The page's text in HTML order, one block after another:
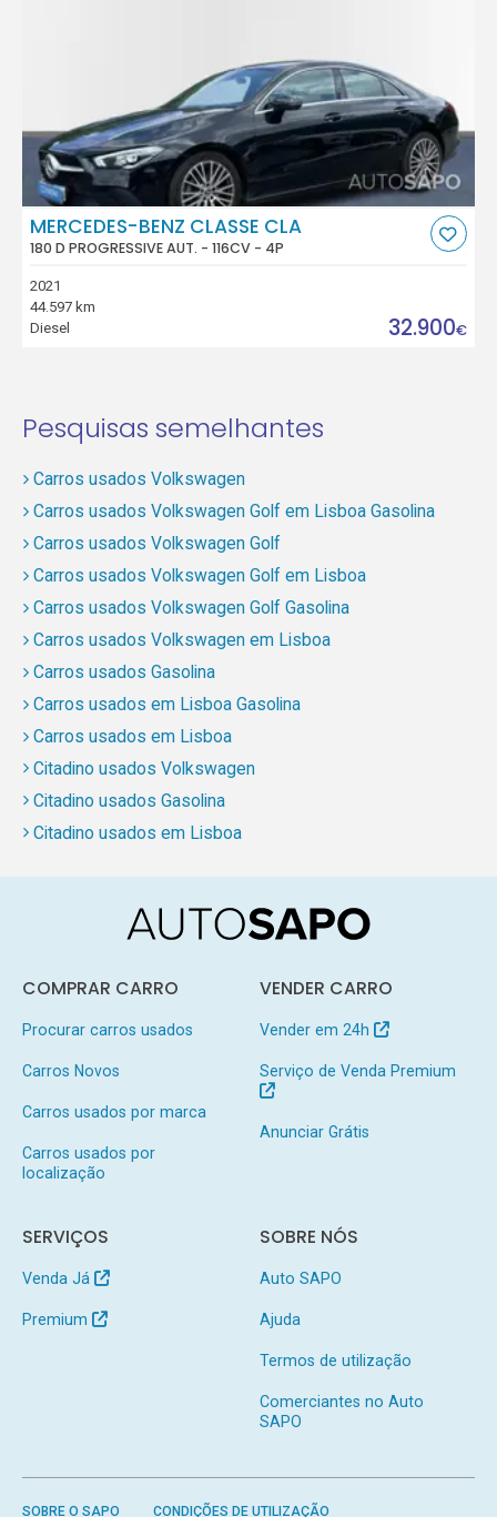
MERCEDES-BENZ CLASSE CLA
180 D PROGRESSIVE AUT. - 116CV - 4P
2021
44.597 km
Diesel
32.900€
Pesquisas semelhantes
Carros usados Volkswagen
Carros usados Volkswagen Golf em Lisboa Gasolina
Carros usados Volkswagen Golf
Carros usados Volkswagen Golf em Lisboa
Carros usados Volkswagen Golf Gasolina
Carros usados Volkswagen em Lisboa
Carros usados Gasolina
Carros usados em Lisboa Gasolina
Carros usados em Lisboa
Citadino usados Volkswagen
Citadino usados Gasolina
Citadino usados em Lisboa
COMPRAR CARRO
Procurar carros usados
Carros Novos
Carros usados por marca
Carros usados por
localização
VENDER CARRO
Vender em 24h
Serviço de Venda Premium
Anunciar Grátis
SERVIÇOS
Venda Já
Premium
SOBRE NÓS
Auto SAPO
Ajuda
Termos de utilização
Comerciantes no Auto
SAPO
SOBRE O SAPO CONDIÇÕES DE UTILIZAÇÃO